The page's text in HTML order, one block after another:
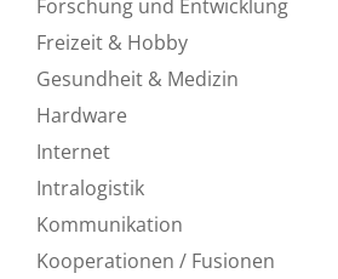
Forschung und Entwicklung
Freizeit & Hobby
Gesundheit & Medizin
Hardware
Internet
Intralogistik
Kommunikation
Kooperationen / Fusionen